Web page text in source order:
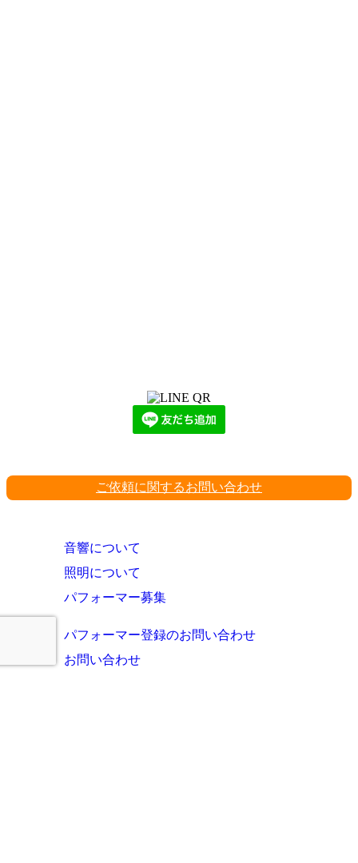
ご依頼に関するお問い合わせ
音響について
照明について
パフォーマー募集
パフォーマー登録のお問い合わせ
お問い合わせ